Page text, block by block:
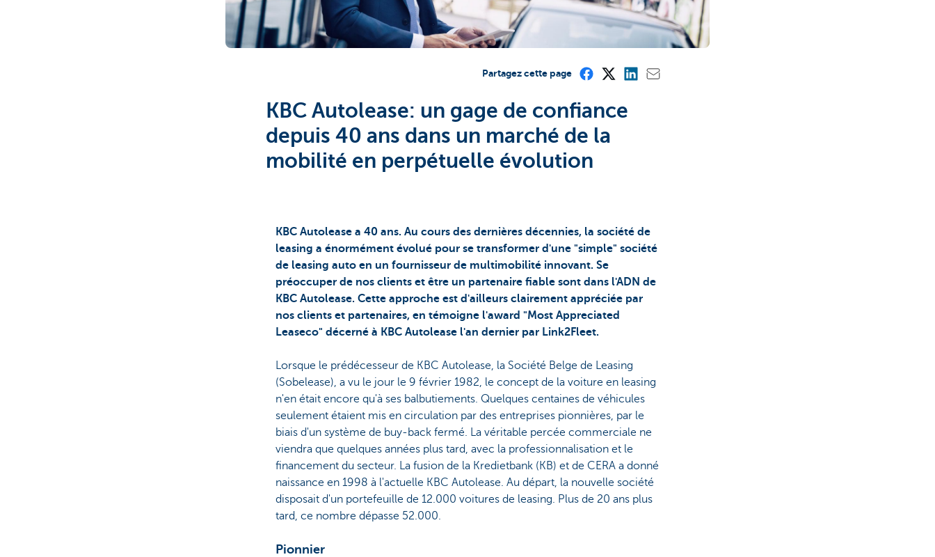
Partagez cette page
KBC Autolease: un gage de confiance
depuis 40 ans dans un marché de la
mobilité en perpétuelle évolution
KBC Autolease a 40 ans. Au cours des dernières décennies, la société de
leasing a énormément évolué pour se transformer d'une "simple" société
de leasing auto en un fournisseur de multimobilité innovant. Se
préoccuper de nos clients et être un partenaire fiable sont dans l'ADN de
KBC Autolease. Cette approche est d'ailleurs clairement appréciée par
nos clients et partenaires, en témoigne l'award "Most Appreciated
Leaseco" décerné à KBC Autolease l'an dernier par Link2Fleet.
Lorsque le prédécesseur de KBC Autolease, la Société Belge de Leasing
(Sobelease), a vu le jour le 9 février 1982, le concept de la voiture en leasing
n'en était encore qu'à ses balbutiements. Quelques centaines de véhicules
seulement étaient mis en circulation par des entreprises pionnières, par le
biais d'un système de buy-back fermé. La véritable percée commerciale ne
viendra que quelques années plus tard, avec la professionnalisation et le
financement du secteur. La fusion de la Kredietbank (KB) et de CERA a donné
naissance en 1998 à l'actuelle KBC Autolease. Au départ, la nouvelle société
disposait d'un portefeuille de 12.000 voitures de leasing. Plus de 20 ans plus
tard, ce nombre dépasse 52.000.
Pionnier